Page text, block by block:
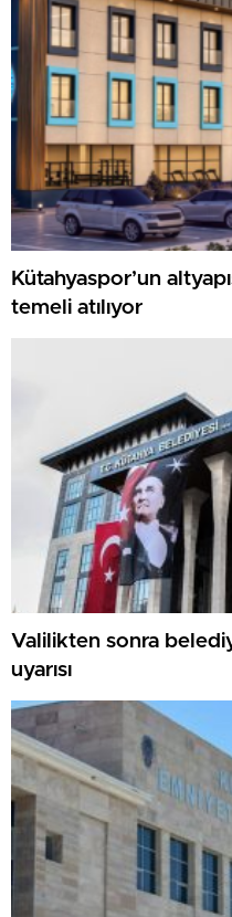
Kütahyaspor’un
temeli atılıyor
Valilikten sonra
uyarısı